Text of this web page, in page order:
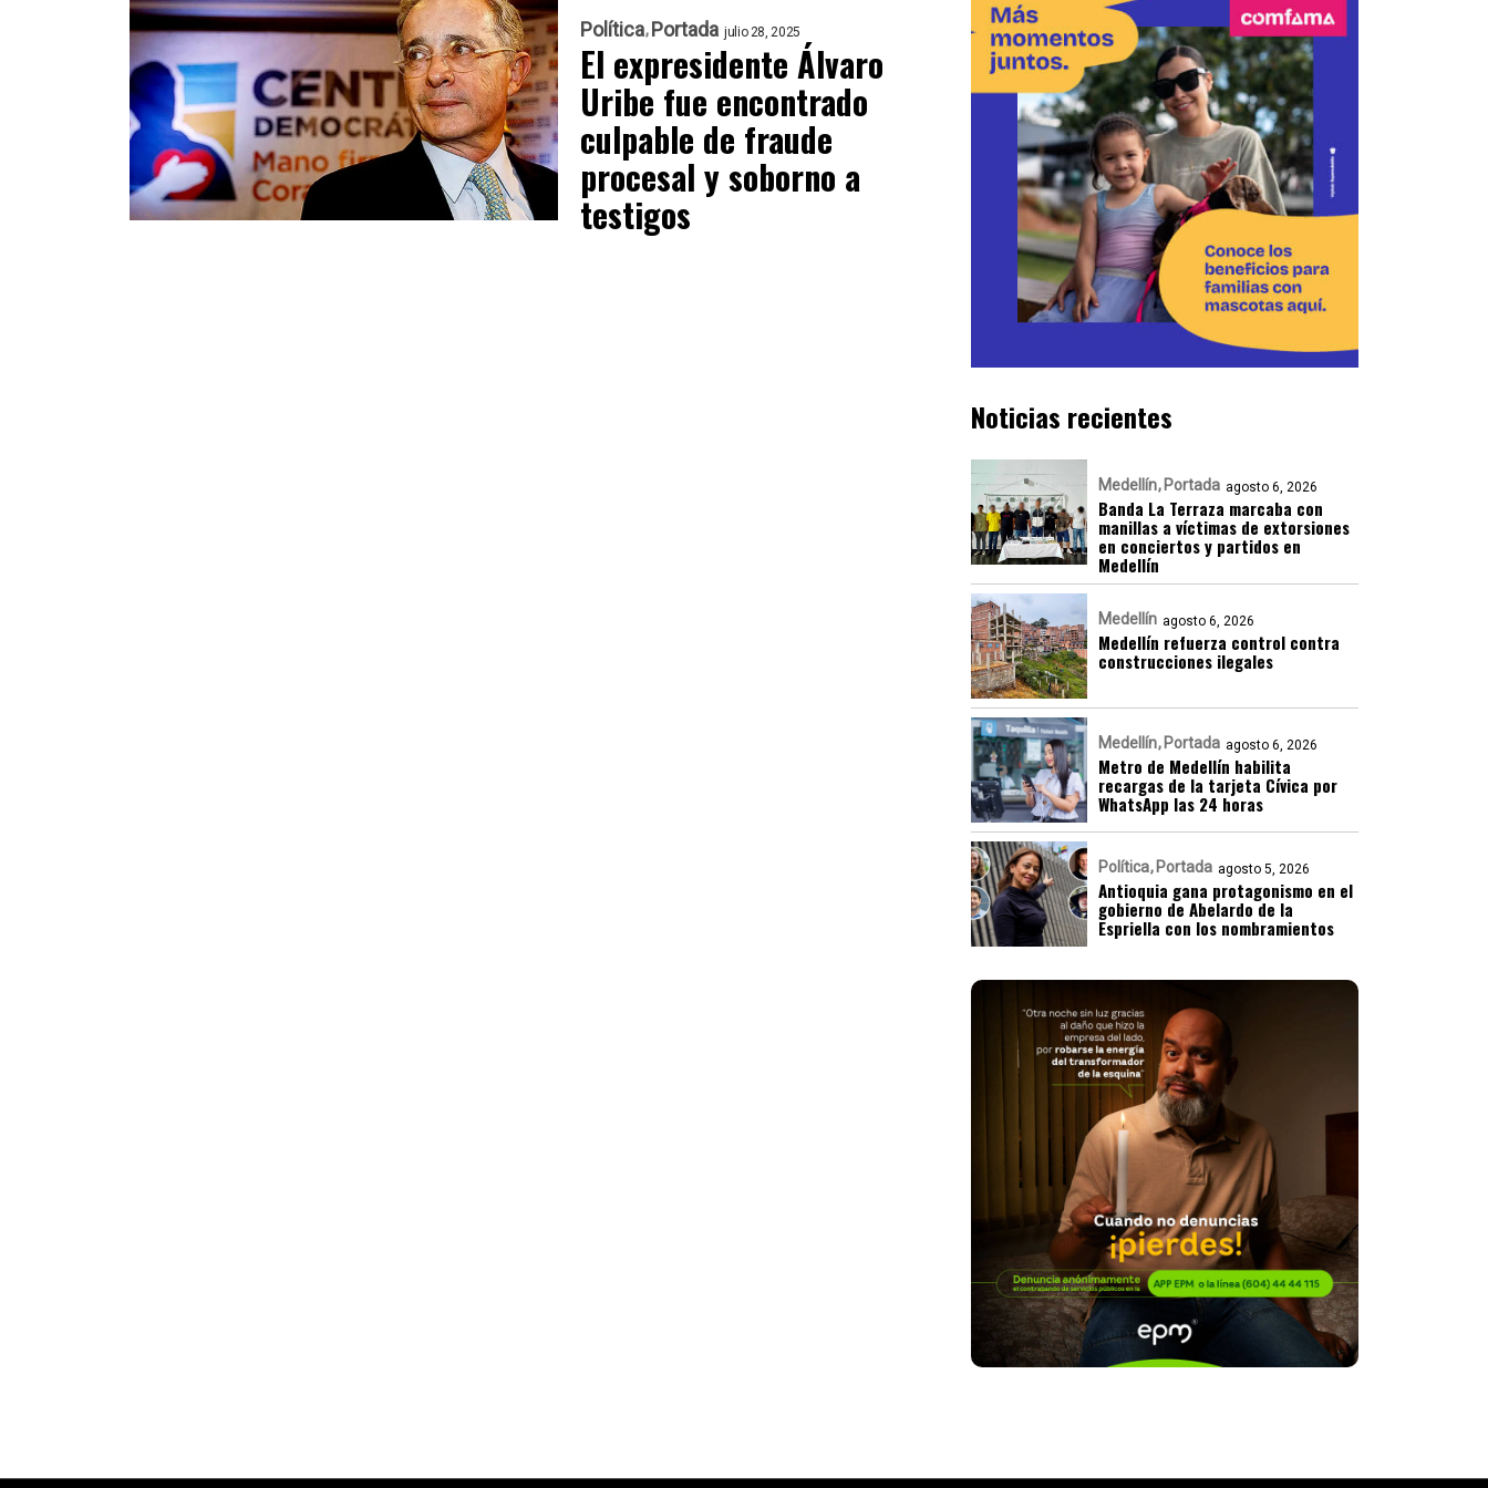
Política Portada julio 28, 2025
El expresidente Álvaro
Uribe fue encontrado
culpable de fraude
procesal y soborno a
testigos
Noticias recientes
Medellín Portada agosto 6, 2026
Banda La Terraza marcaba con
manillas a víctimas de extorsiones
en conciertos y partidos en
Medellín
Medellín agosto 6, 2026
Medellín refuerza control contra
construcciones ilegales
Medellín Portada agosto 6, 2026
Metro de Medellín habilita
recargas de la tarjeta Cívica por
WhatsApp las 24 horas
Política Portada agosto 5, 2026
Antioquia gana protagonismo en el
gobierno de Abelardo de la
Espriella con los nombramientos